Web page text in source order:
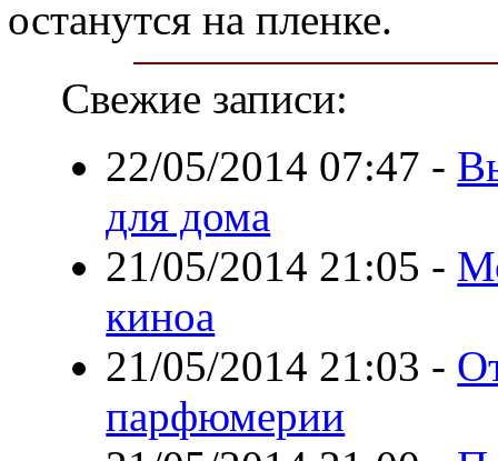
останутся на пленке.
Свежие записи:
22/05/2014 07:47 -
для дома
21/05/2014 21:05 -
киноа
21/05/2014 21:03 -
парфюмерии